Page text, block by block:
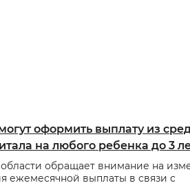
оформить выплату из
на любого ребенка до 3
обращает внимание на
ежемесячной выплаты в связи с